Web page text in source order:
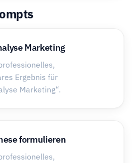
Marketing
Ergebnis für
Marketing“.
formulieren